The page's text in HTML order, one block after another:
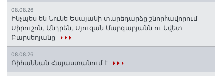
08.08.26
Ինչպես են Նունե Եսայանի տարեդարձը շնորհավորում
Սիրուշոն, Անդրեն, Սյուզան Մարգարյանն ու Ավետ
Բարսեղյանը
08.08.26
Ռիհաննան Հայաստանում է